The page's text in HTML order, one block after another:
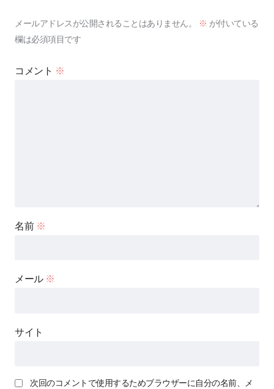
メールアドレスが公開されることはありません。 ※ が付いている
欄は必須項目です
コメント ※
名前 ※
メール ※
サイト
次回のコメントで使用するためブラウザーに自分の名前、メ